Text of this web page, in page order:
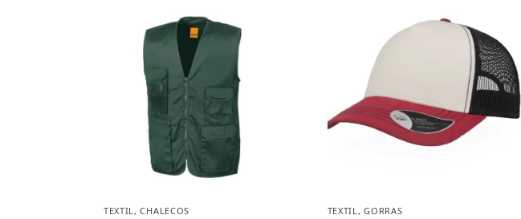
TEXTIL,CHALECOS TEXTIL,GORRAS